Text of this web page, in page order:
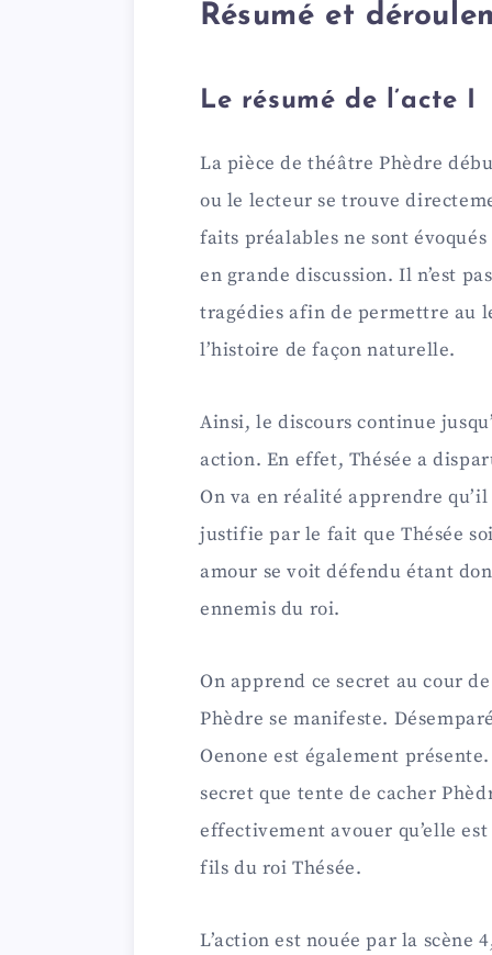
V
i
d
e
o
Résumé et
Le résumé de l’acte I
La pièce de théâtre Phèdre
ou le lecteur se trouve
faits préalables ne sont
en grande discussion. Il n’est
tragédies afin de permettre au
l’histoire de façon naturelle.
Ainsi, le discours continue
action. En effet, Thésée a
On va en réalité apprendre
justifie par le fait que Thésée
amour se voit défendu étant
ennemis du roi.
On apprend ce secret au cour de
Phèdre se manifeste.
Oenone est également
secret que tente de cacher
effectivement avouer qu’elle
fils du roi Thésée.
L’action est nouée par la scène